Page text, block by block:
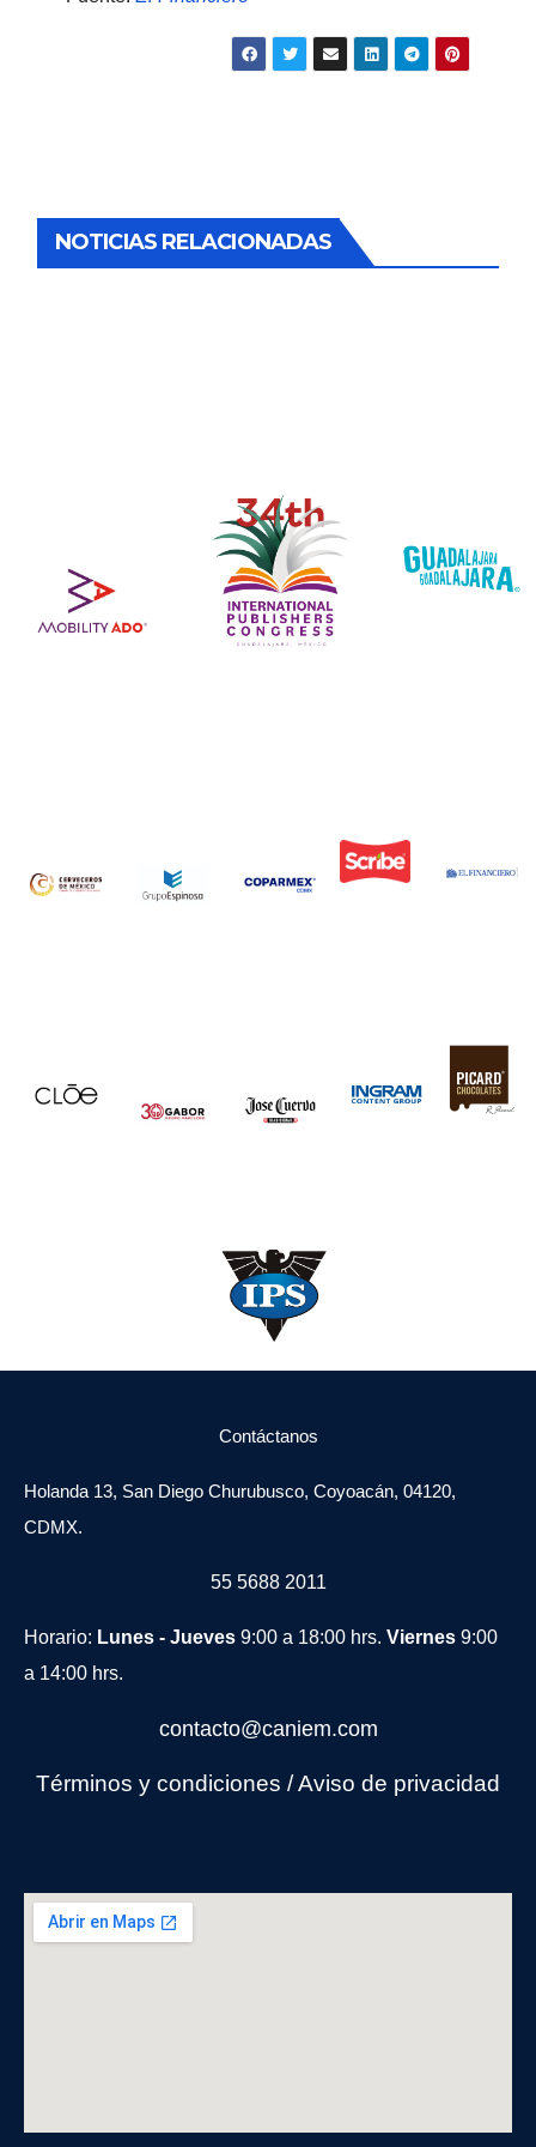
NOTICIAS RELACIONADAS
Contáctanos
Holanda 13, San Diego Churubusco, Coyoacán, 04120,
CDMX.
55 5688 2011
Horario: Lunes - Jueves 9:00 a 18:00 hrs. Viernes 9:00
a 14:00 hrs.
contacto@caniem.com
Términos y condiciones /Aviso de privacidad